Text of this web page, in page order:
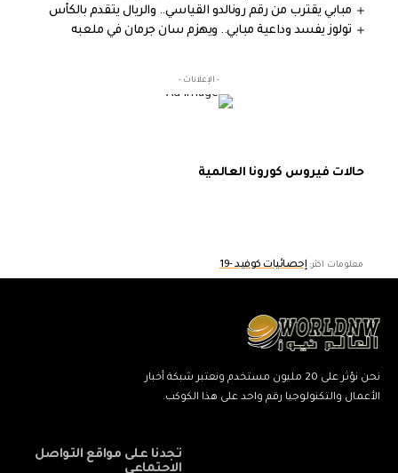
مبابي يقترب من رقم رونالدو القياسي.. والريال يتقدم بالكأس
تولوز يفسد وداعية مبابي.. ويهزم سان جرمان في ملعبه
- الإعلانات -
حالات فيروس كورونا العالمية
معلومات اكثر:إحصائيات كوفيد -19
نحن نؤثر على 20 مليون مستخدم ونعتبر شبكة أخبار
الأعمال والتكنولوجيا رقم واحد على هذا الكوكب.
تجدنا على مواقع التواصل
الاجتماعي